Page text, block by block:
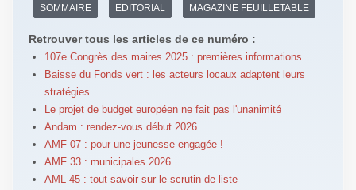
SOMMAIRE EDITORIAL MAGAZINE FEUILLETABLE
Retrouver tous les articles de ce numéro :
107e Congrès des maires 2025 : premières informations
Baisse du Fonds vert : les acteurs locaux adaptent leurs
stratégies
Le projet de budget européen ne fait pas l'unanimité
Andam : rendez-vous début 2026
AMF 07 : pour une jeunesse engagée !
AMF 33 : municipales 2026
AML 45 : tout savoir sur le scrutin de liste